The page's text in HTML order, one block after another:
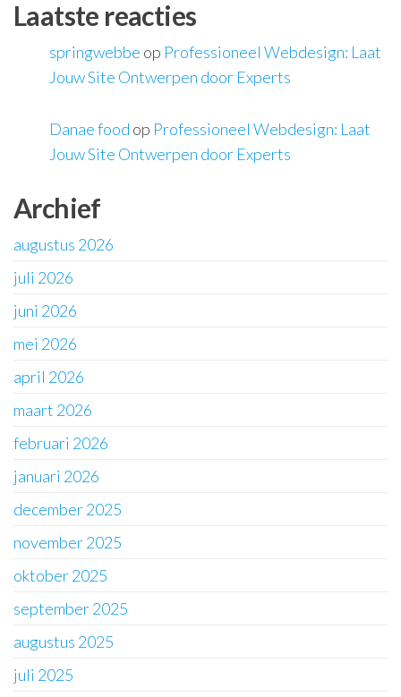
Laatste reacties
springwebbe op Professioneel Webdesign: Laat
Jouw Site Ontwerpen door Experts
Danae food op Professioneel Webdesign: Laat
Jouw Site Ontwerpen door Experts
Archief
augustus 2026
juli 2026
juni 2026
mei 2026
april 2026
maart 2026
februari 2026
januari 2026
december 2025
november 2025
oktober 2025
september 2025
augustus 2025
juli 2025